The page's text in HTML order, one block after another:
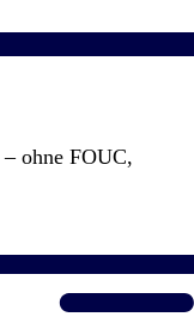
– ohne FOUC,